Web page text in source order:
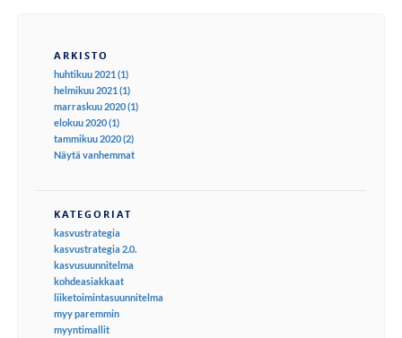
ARKISTO
huhtikuu 2021 (1)
helmikuu 2021 (1)
marraskuu 2020 (1)
elokuu 2020 (1)
tammikuu 2020 (2)
Näytä vanhemmat
KATEGORIAT
kasvustrategia
kasvustrategia 2.0.
kasvusuunnitelma
kohdeasiakkaat
liiketoimintasuunnitelma
myy paremmin
myyntimallit